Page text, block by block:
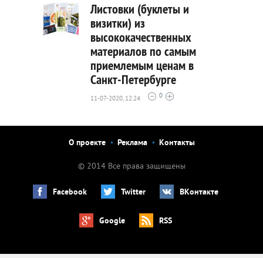
Листовки (буклеты и
визитки) из
высококачественных
материалов по самым
приемлемым ценам в
Санкт-Петербурге
11-07-2020, 12:24 0
О проекте Реклама Контакты
© 2014 Все права защищены
Facebook Twitter ВКонтакте
Google RSS